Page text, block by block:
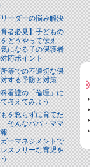
ーダーの悩み解決
者必見】子どもの
どうやって伝え
になる子の保護者
応ポイント
等での不適切な保
する予防と対策
看護の「倫理」に
考えてみよう
を怒らずに育てた
そんなパパ・ママ
ーマネジメントで
スフリーな育児を